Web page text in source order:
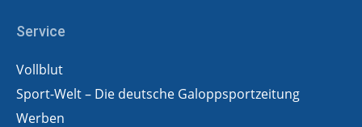
Service
Vollblut
Sport-Welt – Die deutsche Galoppsportzeitung
Werben